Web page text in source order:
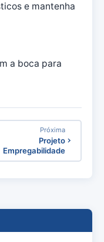
e mantenha
a boca para
Próxima
Projeto
Empregabilidade